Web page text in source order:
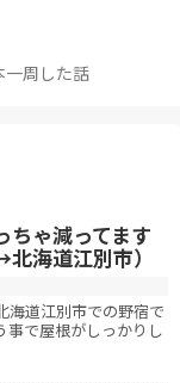
一周した話
ゃ減ってます
海道江別市）
海道江別市での野宿で
事で屋根がしっかりし